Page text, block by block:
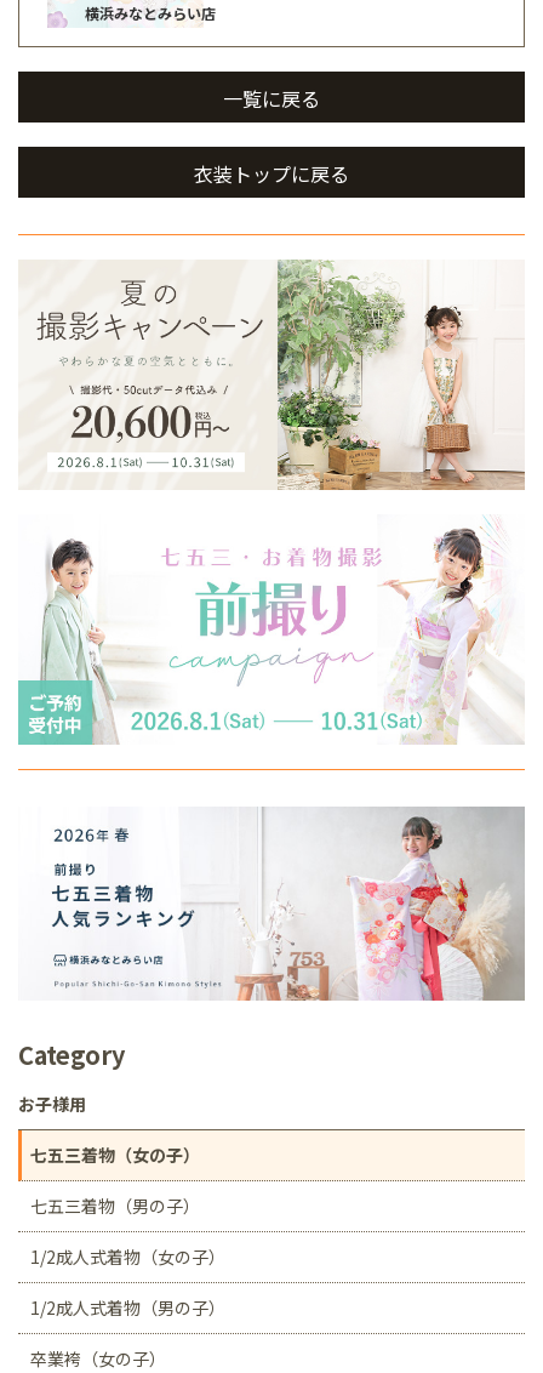
横浜みなとみらい店
一覧に戻る
衣装トップに戻る
Category
お子様用
七五三着物（女の子）
七五三着物（男の子）
1/2成人式着物（女の子）
1/2成人式着物（男の子）
卒業袴（女の子）